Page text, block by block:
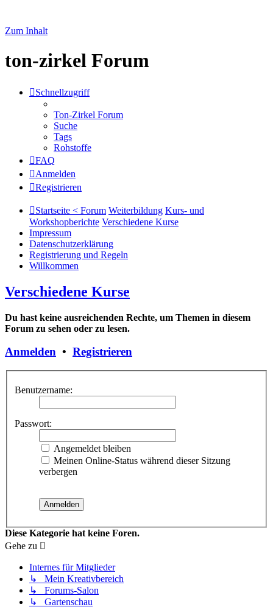
Zum Inhalt
ton-zirkel Forum
Schnellzugriff
Ton-Zirkel Forum
Suche
Tags
Rohstoffe
FAQ
Anmelden
Registrieren
Startseite < Forum Weiterbildung Kurs- und
Workshopberichte Verschiedene Kurse
Impressum
Datenschutzerklärung
Registrierung und Regeln
Willkommen
Verschiedene Kurse
Du hast keine ausreichenden Rechte, um Themen in diesem
Forum zu sehen oder zu lesen.
Anmelden • Registrieren
Benutzername:
Passwort:
Angemeldet bleiben
Meinen Online-Status während dieser Sitzung
verbergen
Diese Kategorie hat keine Foren.
Gehe zu
Internes für Mitglieder
↳ Mein Kreativbereich
↳ Forums-Salon
↳ Gartenschau